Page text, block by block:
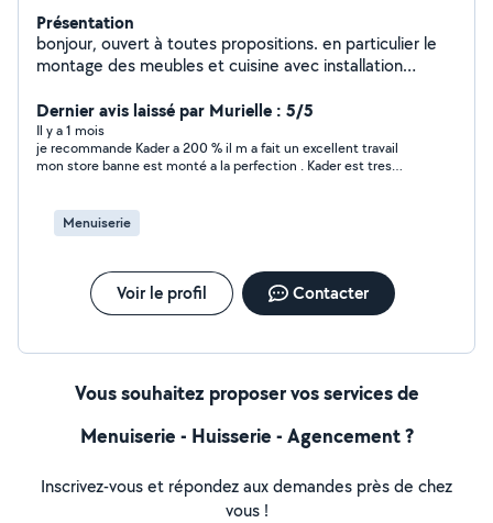
Présentation
bonjour, ouvert à toutes propositions. en particulier le
montage des meubles et cuisine avec installation
Dernier avis laissé par Murielle : 5/5
Il y a 1 mois
je recommande Kader a 200 % il m a fait un excellent travail
mon store banne est monté a la perfection . Kader est tres
Menuiserie
Voir le profil Contacter
Vous souhaitez proposer vos services de
Menuiserie - Huisserie - Agencement ?
Inscrivez-vous et répondez aux demandes près de chez
vous !